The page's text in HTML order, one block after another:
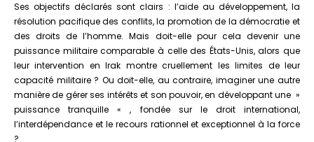
Ses objectifs déclarés sont clairs : l’aide au développement, la
résolution pacifique des conflits, la promotion de la démocratie et
des droits de l’homme. Mais doit-elle pour cela devenir une
puissance militaire comparable à celle des États-Unis, alors que
leur intervention en Irak montre cruellement les limites de leur
capacité militaire ? Ou doit-elle, au contraire, imaginer une autre
manière de gérer ses intérêts et son pouvoir, en développant une »
puissance tranquille « , fondée sur le droit international,
l’interdépendance et le recours rationnel et exceptionnel à la force
?